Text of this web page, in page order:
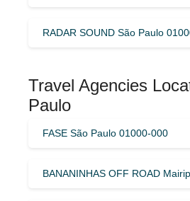
RADAR SOUND São Paulo
Travel Agencies
Paulo
FASE São Paulo 01000-000
BANANINHAS OFF ROAD